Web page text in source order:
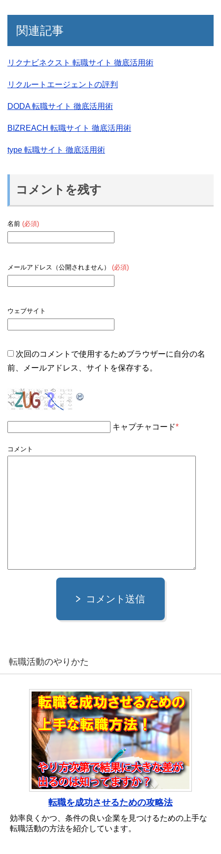
関連記事
リクナビネクスト 転職サイト 徹底活用術
リクルートエージェントの評判
DODA 転職サイト 徹底活用術
BIZREACH 転職サイト 徹底活用術
type 転職サイト 徹底活用術
コメントを残す
名前 (必須)
メールアドレス（公開されません） (必須)
ウェブサイト
次回のコメントで使用するためブラウザーに自分の名
前、メールアドレス、サイトを保存する。
キャプチャコード*
コメント
コメント送信
転職活動のやりかた
転職を成功させるための攻略法
効率良くかつ、条件の良い企業を見つけるための上手な
転職活動の方法を紹介しています。